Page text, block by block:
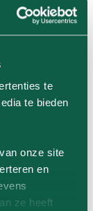
te
te bieden
onze site
en
ze heeft
je welk
ze
te